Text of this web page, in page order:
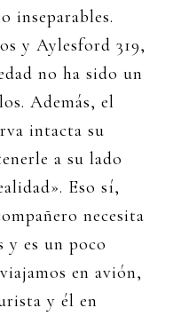
inseparables.
y Aylesford 319,
no ha sido un
Además, el
intacta su
a su lado
Eso sí,
necesita
es un poco
en avión,
y él en